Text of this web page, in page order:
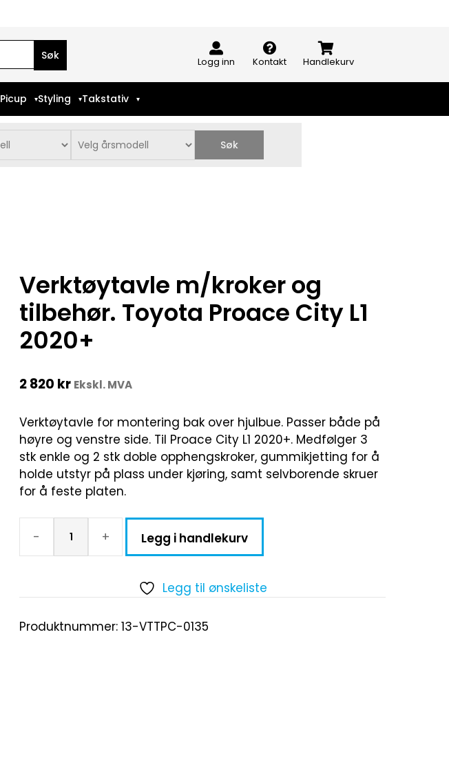
Logg inn Kontakt Handlekurv
Picup Styling Takstativ
Søk
Verktøytavle m/kroker og
tilbehør. Toyota Proace City L1
2020+
2 820 kr Ekskl. MVA
Verktøytavle for montering bak over hjulbue. Passer både på
høyre og venstre side. Til Proace City L1 2020+. Medfølger 3
stk enkle og 2 stk doble opphengskroker, gummikjetting for å
holde utstyr på plass under kjøring, samt selvborende skruer
for å feste platen.
- + Legg i handlekurv
Legg til ønskeliste
Produktnummer: 13-VTTPC-0135